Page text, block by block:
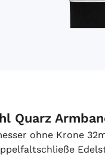
Quarz
ohne Krone